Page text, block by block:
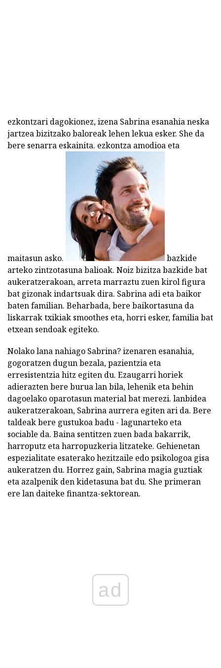
ezkontzari dagokionez, izena Sabrina esanahia neska
jartzea bizitzako baloreak lehen lekua esker. She da
bere senarra eskainita. ezkontza amodioa eta
maitasun asko.
bazkide
arteko zintzotasuna balioak. Noiz bizitza bazkide bat
aukeratzerakoan, arreta marraztu zuen kirol figura
bat gizonak indartsuak dira. Sabrina adi eta baikor
baten familian. Beharbada, bere baikortasuna da
liskarrak txikiak smoothes eta, horri esker, familia bat
etxean sendoak egiteko.
Nolako lana nahiago Sabrina? izenaren esanahia,
gogoratzen dugun bezala, pazientzia eta
erresistentzia hitz egiten du. Ezaugarri horiek
adierazten bere burua lan bila, lehenik eta behin
dagoelako oparotasun material bat merezi. lanbidea
aukeratzerakoan, Sabrina aurrera egiten ari da. Bere
taldeak bere gustukoa badu - lagunarteko eta
sociable da. Baina sentitzen zuen bada bakarrik,
harroputz eta harropuzkeria litzateke. Gehienetan
espezialitate esaterako hezitzaile edo psikologoa gisa
aukeratzen du. Horrez gain, Sabrina magia guztiak
eta azalpenik den kidetasuna bat du. She primeran
ere lan daiteke finantza-sektorean.
ad